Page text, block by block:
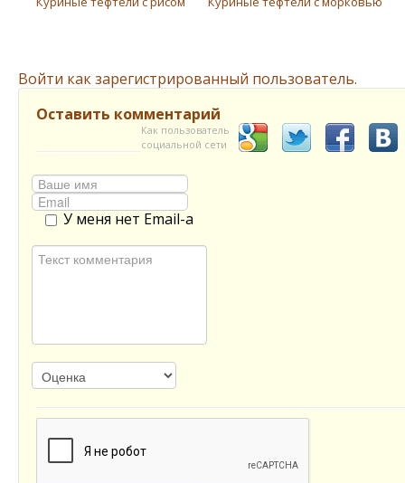
Войти как зарегистрированный пользователь.
Оставить комментарий
Как пользователь
социальной сети
У меня нет Email-а